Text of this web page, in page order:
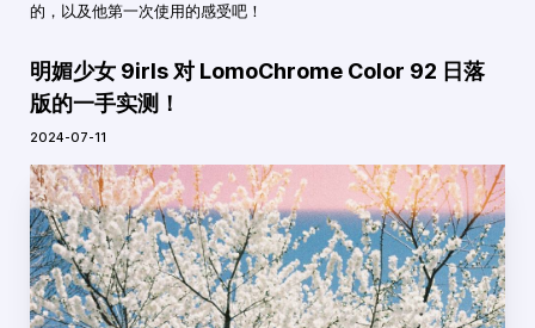
的，以及他第一次使用的感受吧！
明媚少女 9irls 对 LomoChrome Color 92 日落
版的一手实测！
2024-07-11